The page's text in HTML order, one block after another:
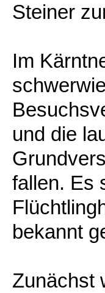
Steiner
Im
und die
fallen. Es
bekannt
Zunächst